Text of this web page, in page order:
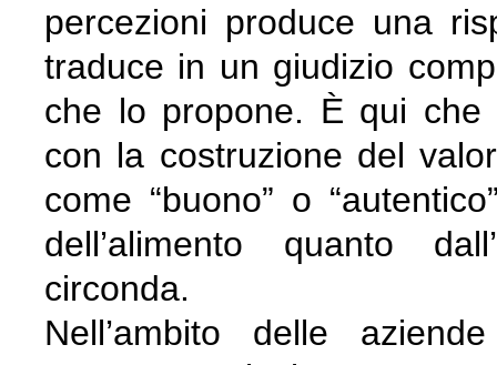
percezioni produce una
traduce in un giudizio
che lo propone. È qui che
con la costruzione del
come “buono” o
dell’alimento quanto
circonda.
Nell’ambito delle